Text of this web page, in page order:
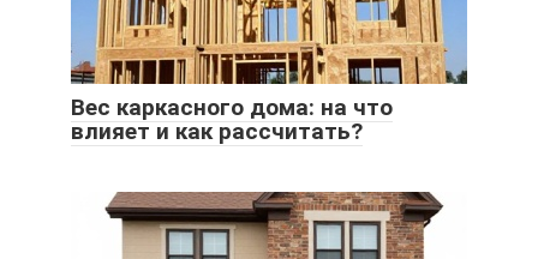
Вес каркасного дома: на что
влияет и как рассчитать?